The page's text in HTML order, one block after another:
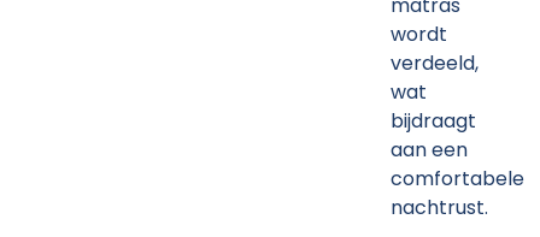
matras
wordt
verdeeld,
wat
bijdraagt
aan een
comfortabele
nachtrust.